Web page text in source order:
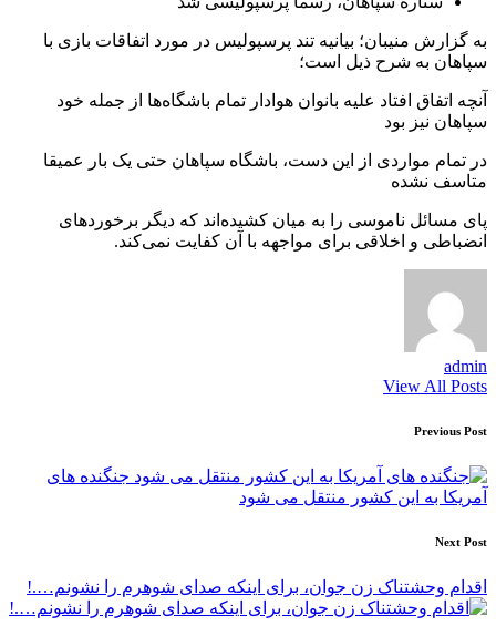
به گزارش منیبان؛ بیانیه تند پرسپولیس در مورد اتفاقات بازی با
سپاهان به شرح ذیل است؛
آنچه اتفاق افتاد علیه بانوان هوادار تمام باشگاه‌ها از جمله خود
سپاهان نیز بود
در تمام مواردی از این دست، باشگاه سپاهان حتی یک بار عمیقا
متاسف نشده
پای مسائل ناموسی را به میان کشیده‌اند که دیگر برخورد‌های
انضباطی و اخلاقی برای مواجهه با آن کفایت نمی‌کند.
admin
View All Posts
Post
navigation
Previous Post
جنگنده های
آمریکا به این کشور منتقل می شود
Next Post
اقدام وحشتناک زن جوان، برای اینکه صدای شوهرم را نشونم….!